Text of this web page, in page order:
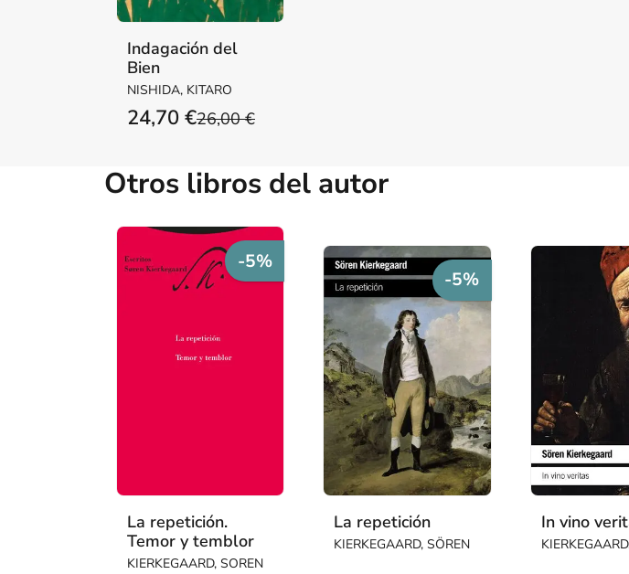
Indagación del
Bien
NISHIDA, KITARO
26,00 €
24,70 €
Otros libros del autor
-5%
La repetición.
Temor y temblor
KIERKEGAARD, SOREN
-5%
La repetición
KIERKEGAARD, SÖREN
In vino